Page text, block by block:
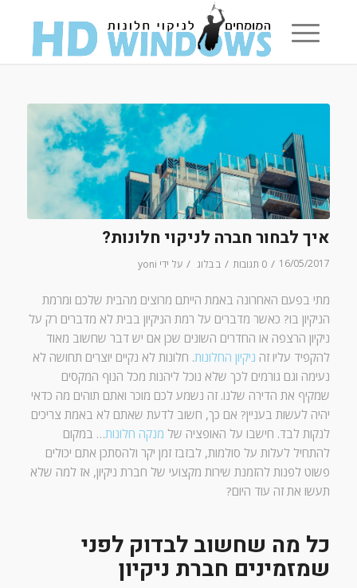
איך לבחור חברה לניקוי חלונות?
16/05/2017
/ 0 תגובות / בבלוג / על ידי yoni
מתי בפעם האחרונה באמת הייתם מרוצים מהבית שלכם ומרמת
הניקיון בו? כאשר מדברים על רמת הניקיון בבית לא מדברים רק על
ניקיון הרצפה או החדרים השונים שכן אם יש דבר שחשוב מאוד
להקפיד עליו זה ניקיון החלונות. חלונות לא נקיים יוצרים תחושה לא
נעימה וגם גורמים לכך שלא נוכל ליהנות מכל הנוף המקסים
שמקיף את הדירה שלנו. זה נשמע לכם מוכר ואתם תוהים מה כדאי
יהיה לעשות בעניין? אם כך, חשוב לדעת שאתם לא באמת צריכים
לנקות לבד. חישבו על האופציה של מנקה חלונות… במקום
להתחיל לעלות על סולמות, לבזבז זמן יקר ולהסתכן אתם יכולים
פשוט לפנות להזמנת שירות מקצועי של חברת ניקיון, אז למה שלא
תעשו את זה עוד היום?
כל מה שחשוב לבדוק לפני
שמזמינים חברת ניקיון